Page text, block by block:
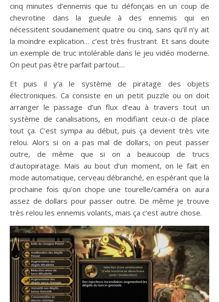
cinq minutes d’ennemis que tu défonçais en un coup de
chevrotine dans la gueule à des ennemis qui en
nécessitent soudainement quatre ou cinq, sans qu’il n’y ait
la moindre explication… c’est très frustrant. Et sans doute
un exemple de truc intolérable dans le jeu vidéo moderne.
On peut pas être parfait partout…
Et puis il y’a le système de piratage des objets
électroniques. Ca consiste en un petit puzzle ou on doit
arranger le passage d’un flux d’eau à travers tout un
système de canalisations, en modifiant ceux-ci de place
tout ça. C’est sympa au début, puis ça devient très vite
relou. Alors si on a pas mal de dollars, on peut passer
outre, de même que si on a beaucoup de trucs
d’autopiratage. Mais au bout d’un moment, on le fait en
mode automatique, cerveau débranché, en espérant que la
prochaine fois qu’on chope une tourelle/caméra on aura
assez de dollars pour passer outre. De même je trouve
très relou les ennemis volants, mais ça c’est autre chose.